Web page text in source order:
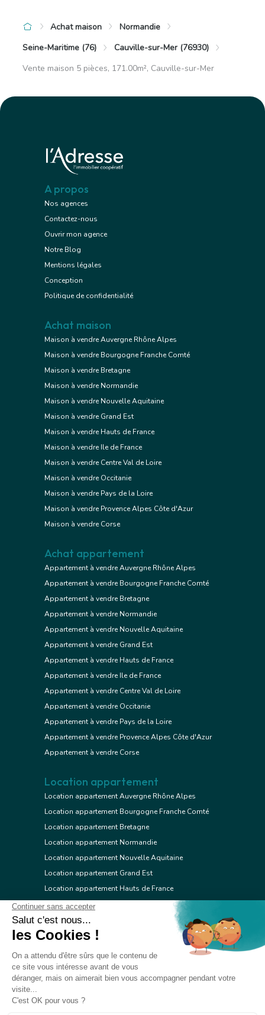
Achat maison
Normandie
Seine-Maritime (76)
Cauville-sur-Mer (76930)
Vente maison 5 pièces, 171.00m², Cauville-sur-Mer
A propos
Nos agences
Contactez-nous
Ouvrir mon agence
Notre Blog
Mentions légales
Conception
Politique de confidentialité
Achat maison
Maison à vendre Auvergne Rhône Alpes
Maison à vendre Bourgogne Franche Comté
Maison à vendre Bretagne
Maison à vendre Normandie
Maison à vendre Nouvelle Aquitaine
Maison à vendre Grand Est
Maison à vendre Hauts de France
Maison à vendre Ile de France
Maison à vendre Centre Val de Loire
Maison à vendre Occitanie
Maison à vendre Pays de la Loire
Maison à vendre Provence Alpes Côte d'Azur
Maison à vendre Corse
Achat appartement
Appartement à vendre Auvergne Rhône Alpes
Appartement à vendre Bourgogne Franche Comté
Appartement à vendre Bretagne
Appartement à vendre Normandie
Appartement à vendre Nouvelle Aquitaine
Appartement à vendre Grand Est
Appartement à vendre Hauts de France
Appartement à vendre Ile de France
Appartement à vendre Centre Val de Loire
Appartement à vendre Occitanie
Appartement à vendre Pays de la Loire
Appartement à vendre Provence Alpes Côte d'Azur
Appartement à vendre Corse
Location appartement
Location appartement Auvergne Rhône Alpes
Location appartement Bourgogne Franche Comté
Location appartement Bretagne
Location appartement Normandie
Location appartement Nouvelle Aquitaine
Location appartement Grand Est
Location appartement Hauts de France
Location appartement Ile de France
Location appartement Centre Val de Loire
Location appartement Occitanie
Location appartement Provence Alpes Côte d'Azur
Location appartement Corse